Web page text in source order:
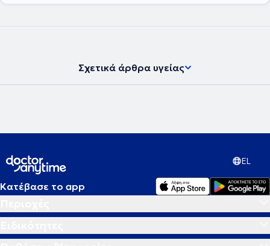
Σχετικά άρθρα υγείας
EL
Κατέβασε το app